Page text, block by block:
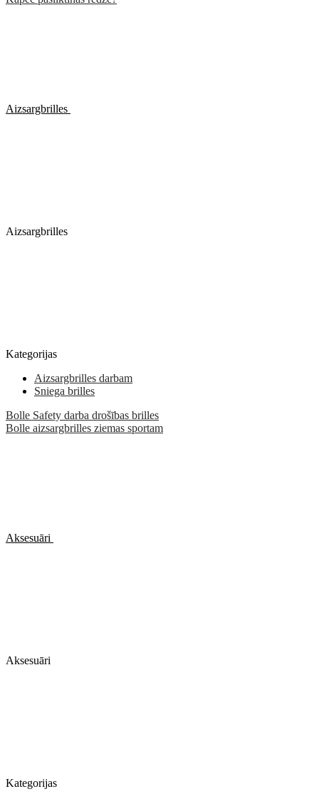
Aizsargbrilles
Aizsargbrilles
Kategorijas
Aizsargbrilles darbam
Sniega brilles
Bolle Safety darba drošības brilles
Bolle aizsargbrilles ziemas sportam
Aksesuāri
Aksesuāri
Kategorijas